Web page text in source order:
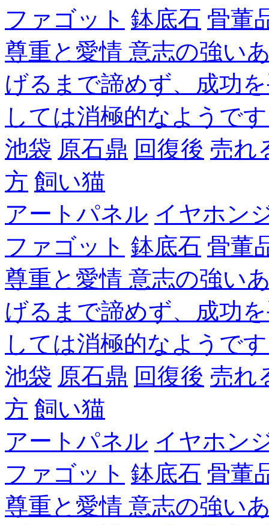
ファゴット 鉢底石 骨董
尊重と愛情 意志の強い
げるまで諦めず、成功
しては消極的なようで
池袋 原石鼎 回復後 売れ
方 飼い猫
アートパネル イヤホン
ファゴット 鉢底石 骨董
尊重と愛情 意志の強い
げるまで諦めず、成功
しては消極的なようで
池袋 原石鼎 回復後 売れ
方 飼い猫
アートパネル イヤホン
ファゴット 鉢底石 骨董
尊重と愛情 意志の強い